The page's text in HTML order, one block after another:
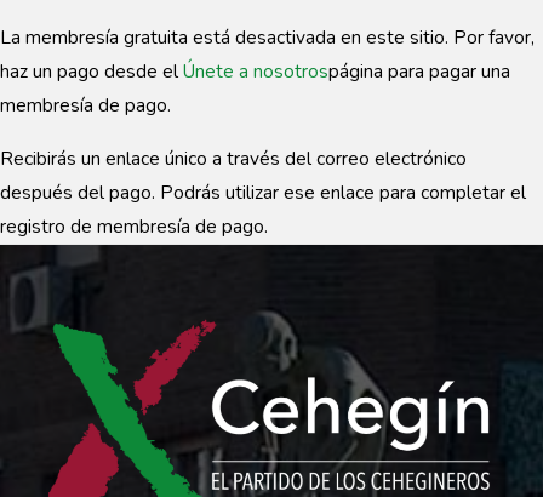
La membresía gratuita está desactivada en este sitio. Por favor,
haz un pago desde elÚnete a nosotrospágina para pagar una
membresía de pago.
Recibirás un enlace único a través del correo electrónico
después del pago. Podrás utilizar ese enlace para completar el
registro de membresía de pago.